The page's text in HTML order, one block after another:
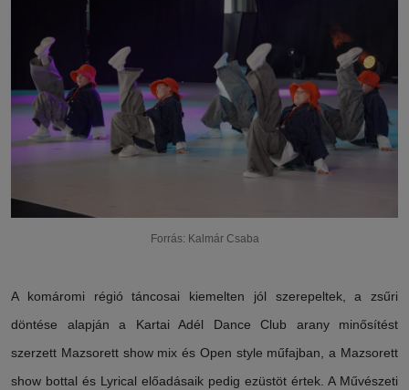
Forrás: Kalmár Csaba
A komáromi régió táncosai kiemelten jól szerepeltek, a zsűri
döntése alapján a Kartai Adél Dance Club arany minősítést
szerzett Mazsorett show mix és Open style műfajban, a Mazsorett
show bottal és Lyrical előadásaik pedig ezüstöt értek. A Művészeti